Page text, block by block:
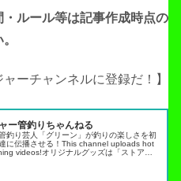
ルール等は記事作成時点の
ーチャンネルに登録だ！】
ー管釣りちゃんねる
釣り芸人「グリーン」が釣りの楽しさを初
に伝播させる！This channel uploads hot
videos!オリジナルグッズは「ストア」